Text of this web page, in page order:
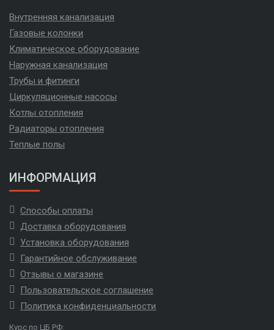
Внутренняя канализация
Газовые колонки
Климатическое оборудование
Наружная канализация
Трубы и фитинги
Циркуляционные насосы
Котлы отопления
Радиаторы отопления
Теплые полы
ИНФОРМАЦИЯ
Способы оплаты
Доставка оборудования
Установка оборудования
Гарантийное обслуживание
Отзывы о магазине
Пользовательское соглашение
Политика конфиденциальности
Курс по ЦБ РФ: